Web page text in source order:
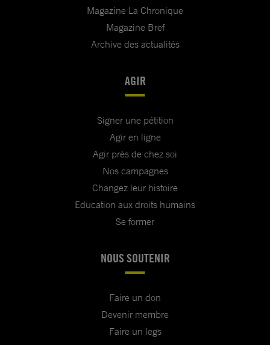
Magazine La Chronique
Magazine Bref
Archive des actualités
AGIR
Signer une pétition
Agir en ligne
Agir près de chez soi
Nos campagnes
Changez leur histoire
Education aux droits humains
Se former
NOUS SOUTENIR
Faire un don
Devenir membre
Faire un legs